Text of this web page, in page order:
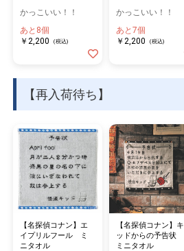
かっこいい！！
あと8個
￥2,200
(税込)
かっこいい！！
あと7個
￥2,200
(税込)
【再入荷待ち】
【名探偵コナン】エ
イプリルフール ミ
ニタオル
【名探偵コナン】キ
ッドからの予告状
ミニタオル